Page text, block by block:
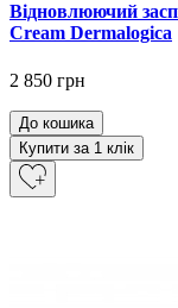
Відновлюючий
Cream Dermalogica
2 850 грн
До кошика
Купити за 1 клiк